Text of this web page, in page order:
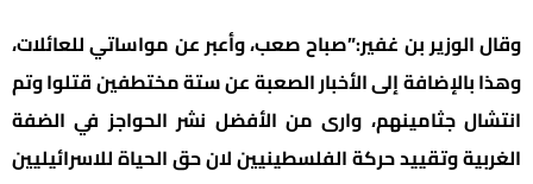
وقال الوزير بن غفير:”صباح صعب، وأعبر عن مواساتي للعائلات،
وهذا بالإضافة إلى الأخبار الصعبة عن ستة مختطفين قتلوا وتم
انتشال جثامينهم، وارى من الأفضل نشر الحواجز في الضفة
الغربية وتقييد حركة الفلسطينيين لان حق الحياة للاسرائيليين